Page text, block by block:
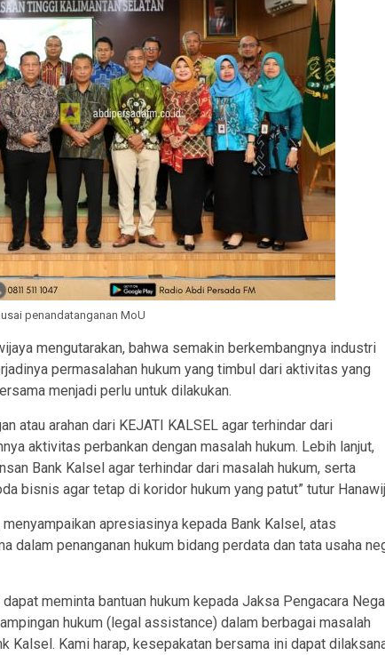
penandatanganan MoU
mengutarakan, bahwa semakin berkembangnya industri
permasalahan hukum yang timbul dari aktivitas yang
menjadi perlu untuk dilakukan.
atau arahan dari KEJATI KALSEL agar terhindar dari
aktivitas perbankan dengan masalah hukum. Lebih lanjut,
Bank Kalsel agar terhindar dari masalah hukum, serta
bisnis agar tetap di koridor hukum yang patut” tutur
apresiasinya kepada Bank Kalsel, atas
dalam penanganan hukum bidang perdata dan tata usaha
meminta bantuan hukum kepada Jaksa Pengacara
hukum (legal assistance) dalam berbagai masalah
Kalsel. Kami harap, kesepakatan bersama ini dapat